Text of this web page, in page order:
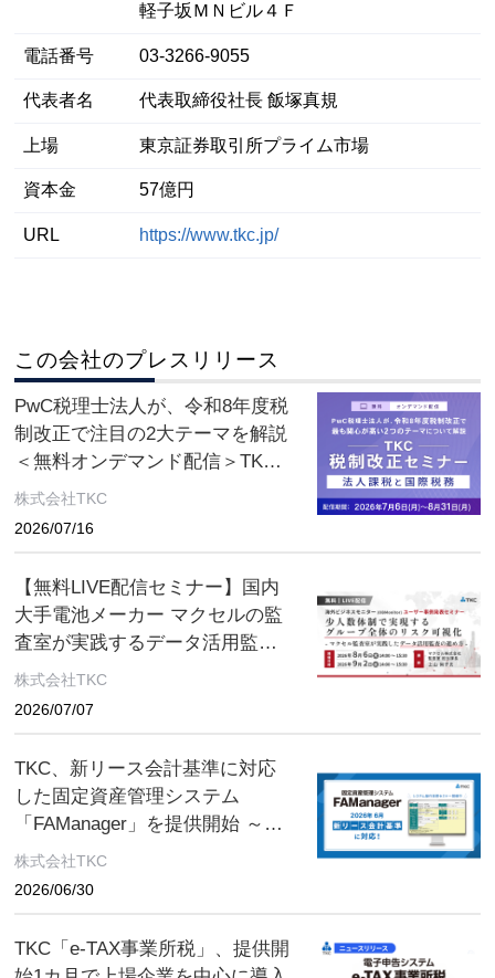
軽子坂ＭＮビル４Ｆ
電話番号 03-3266-9055
代表者名 代表取締役社長 飯塚真規
上場 東京証券取引所プライム市場
資本金 57億円
URL https://www.tkc.jp/
この会社のプレスリリース
PwC税理士法人が、令和8年度税
制改正で注目の2大テーマを解説
＜無料オンデマンド配信＞TKC
税制改正セミナー 2026年8月31
株式会社TKC
2026/07/16
【無料LIVE配信セミナー】国内
大手電池メーカー マクセルの監
査室が実践するデータ活用監査
とは ～８月６日(木)、９月２日
株式会社TKC
2026/07/07
TKC、新リース会計基準に対応
した固定資産管理システム
「FAManager」を提供開始 ～先
行登録機能を新搭載、迫る新基
株式会社TKC
2026/06/30
TKC「e-TAX事業所税」、提供開